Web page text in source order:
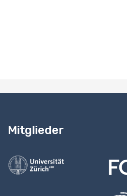
Mitglieder